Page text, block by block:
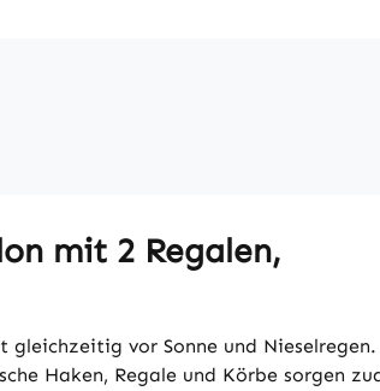
mit 2 Regalen,
vor Sonne und Nieselregen.
Haken, Regale und Körbe sorgen